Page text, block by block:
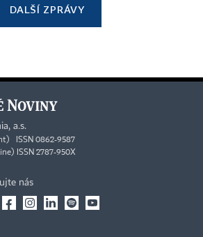
DALŠÍ ZPRÁVY
a.s.
ISSN 0862-9587
ISSN 2787-950X
nás